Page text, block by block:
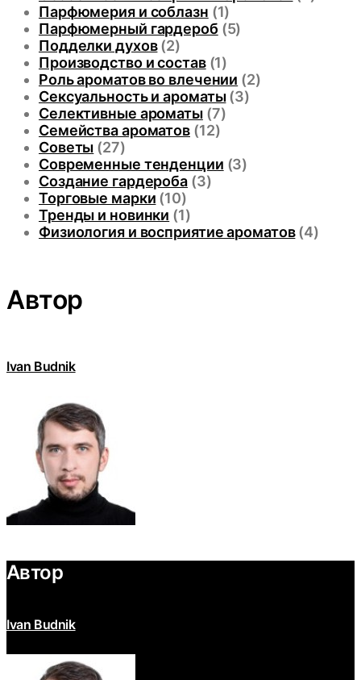
Парфюмерия и соблазн (1)
Парфюмерный гардероб (5)
Подделки духов(2)
Производство и состав(1)
Роль ароматов во влечении (2)
Сексуальность и ароматы(3)
Селективные ароматы(7)
Семейства ароматов(12)
Советы (27)
Современные тенденции (3)
Создание гардероба(3)
Торговые марки (10)
Тренды и новинки (1)
Физиология и восприятие ароматов(4)
Автор
Ivan Budnik
Автор
Ivan Budnik